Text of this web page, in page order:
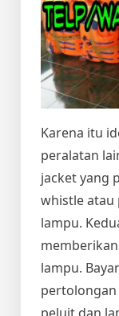
Karena itu
peralatan
jacket yang
whistle atau
lampu.
lampu.
pertolongan
peluit dan